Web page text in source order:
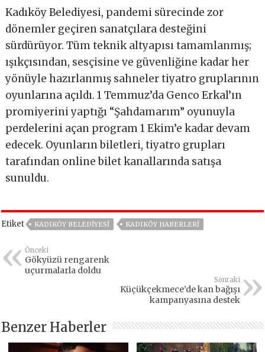
Kadıköy Belediyesi, pandemi sürecinde zor
dönemler geçiren sanatçılara desteğini
sürdürüyor. Tüm teknik altyapısı tamamlanmış;
ışıkçısından, sesçisine ve güvenliğine kadar her
yönüyle hazırlanmış sahneler tiyatro gruplarının
oyunlarına açıldı. 1 Temmuz’da Genco Erkal’ın
promiyerini yaptığı “Şahdamarım” oyunuyla
perdelerini açan program 1 Ekim’e kadar devam
edecek. Oyunların biletleri, tiyatro grupları
tarafından online bilet kanallarında satışa
sunuldu.
Etiket KADIKÖY BELEDIYESI KADIKÖY HABERLERI
Önceki
Gökyüzü rengarenk
uçurmalarla doldu
Sonraki
Küçükçekmece’de kan bağışı
kampanyasına destek
Benzer Haberler